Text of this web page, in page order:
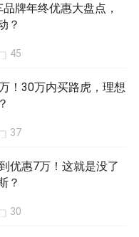
牌年终优惠大盘点，
？
45
！30万内买路虎，理想
37
优惠7万！这就是没了
？
30